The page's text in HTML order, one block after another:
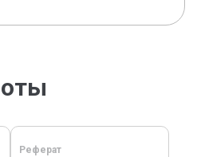
Реферат